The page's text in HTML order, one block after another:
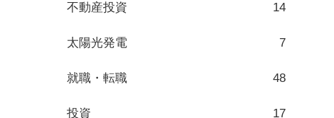
不動産投資 14
太陽光発電 7
就職・転職 48
投資 17